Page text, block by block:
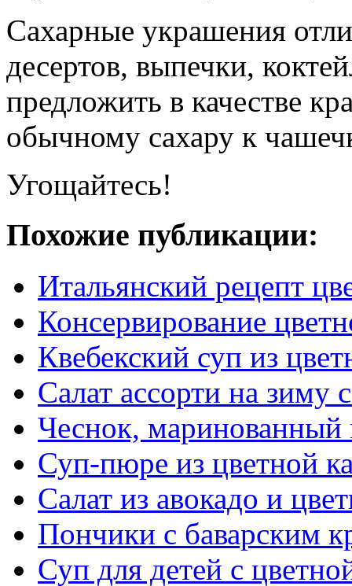
Сахарные украшения
десертов, выпечки,
предложить в качестве
обычному сахару к
Угощайтесь!
Похожие публикации:
Итальянский рецепт
Консервирование
Квебекский суп из
Салат ассорти на зиму
Чеснок, маринованный
Суп-пюре из цветной
Cалат из авокадо и
Пончики с баварским
Суп для детей с